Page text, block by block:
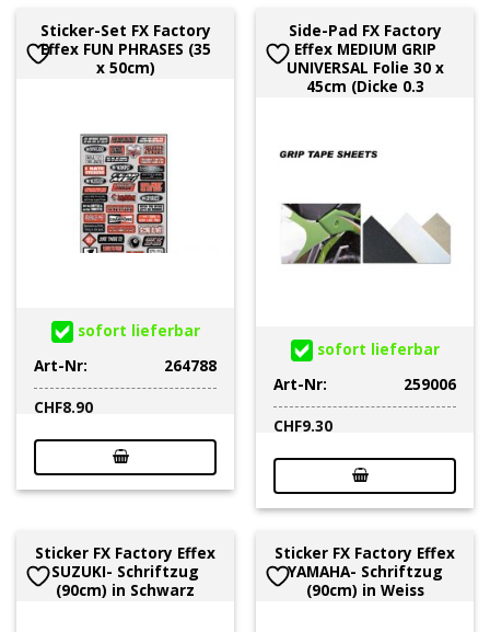
Sticker-Set FX Factory
Effex FUN PHRASES (35
x 50cm)
sofort lieferbar
Art-Nr:
264788
CHF8.90
Side-Pad FX Factory
Effex MEDIUM GRIP
UNIVERSAL Folie 30 x
45cm (Dicke 0.3
sofort lieferbar
Art-Nr:
259006
CHF9.30
Sticker FX Factory Effex
SUZUKI- Schriftzug
(90cm) in Schwarz
Sticker FX Factory Effex
YAMAHA- Schriftzug
(90cm) in Weiss